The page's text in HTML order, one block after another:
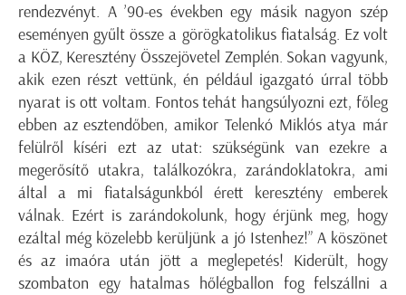
rendezvényt. A ’90-es években egy másik nagyon szép
eseményen gyűlt össze a görögkatolikus fiatalság. Ez volt
a KÖZ, Keresztény Összejövetel Zemplén. Sokan vagyunk,
akik ezen részt vettünk, én például igazgató úrral több
nyarat is ott voltam. Fontos tehát hangsúlyozni ezt, főleg
ebben az esztendőben, amikor Telenkó Miklós atya már
felülről kíséri ezt az utat: szükségünk van ezekre a
megerősítő utakra, találkozókra, zarándoklatokra, ami
által a mi fiatalságunkból érett keresztény emberek
válnak. Ezért is zarándokolunk, hogy érjünk meg, hogy
ezáltal még közelebb kerüljünk a jó Istenhez!” A köszönet
és az imaóra után jött a meglepetés! Kiderült, hogy
szombaton egy hatalmas hőlégballon fog felszállni a